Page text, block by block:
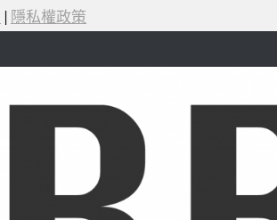
| 隱私權政策